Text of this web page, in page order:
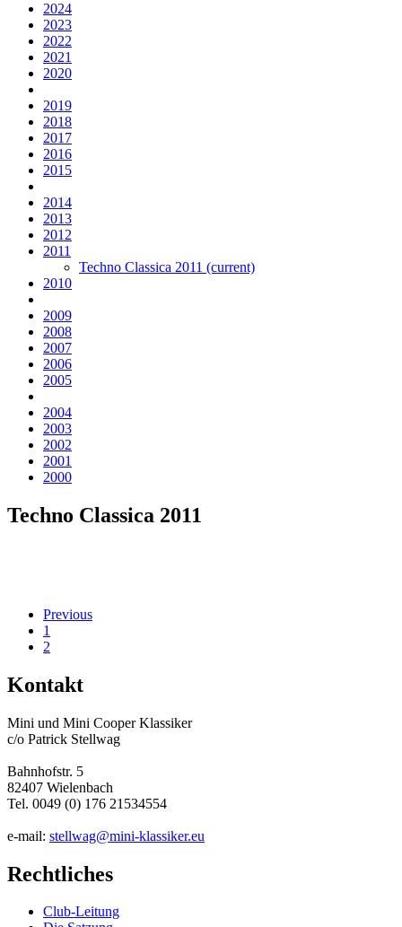
2024
2023
2022
2021
2020
2019
2018
2017
2016
2015
2014
2013
2012
2011
Techno Classica 2011 (current)
2010
2009
2008
2007
2006
2005
2004
2003
2002
2001
2000
Techno Classica 2011
Previous
1
2
Kontakt
Mini und Mini Cooper Klassiker
c/o Patrick Stellwag
Bahnhofstr. 5
82407 Wielenbach
Tel. 0049 (0) 176 21534554
e-mail: stellwag@mini-klassiker.eu
Rechtliches
Club-Leitung